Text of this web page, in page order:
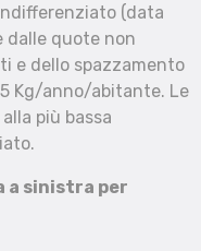
(data
dalle quote non
e dello spazzamento
Kg/anno/abitante. Le
più bassa
a sinistra per